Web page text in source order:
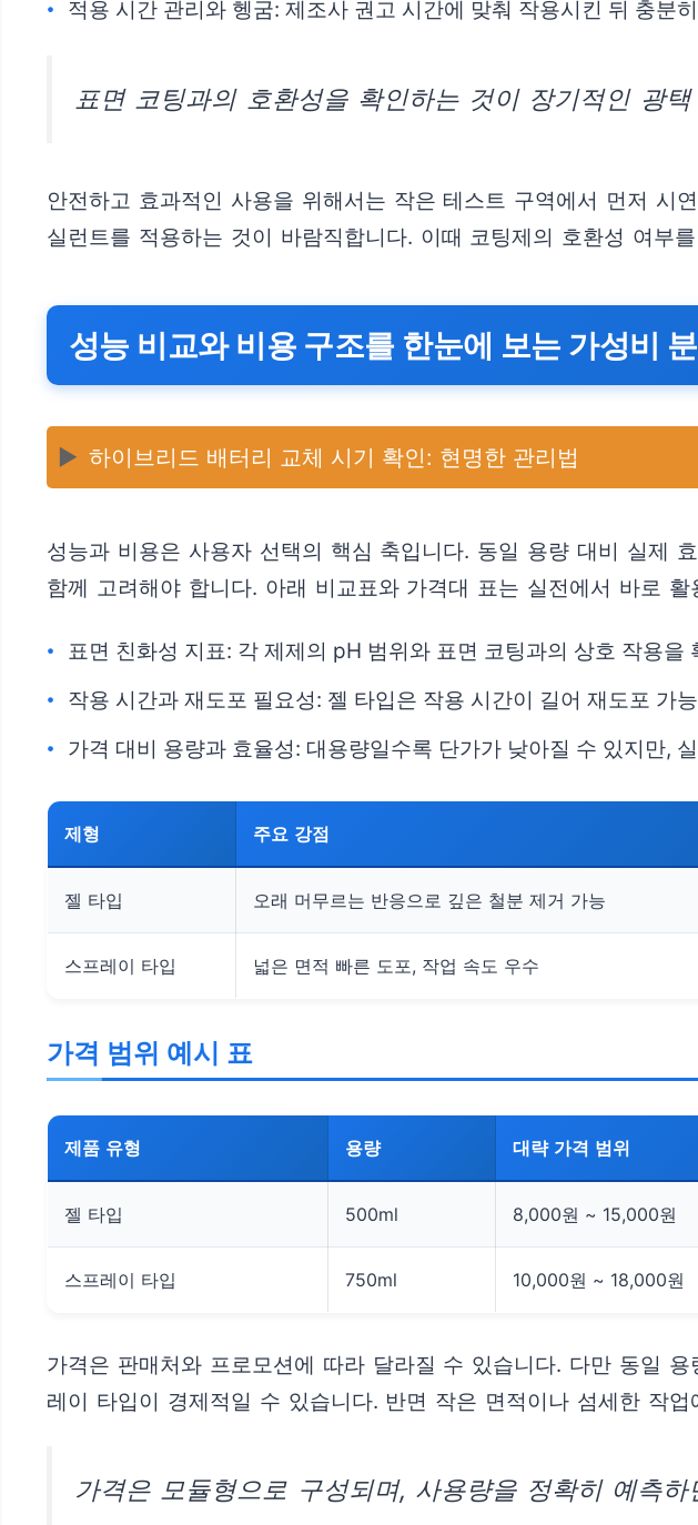
적용 시간 관리와 헹굼: 제조사 권고 시간에 맞춰 작용시킨 뒤 충분
표면 코팅과의 호환성을 확인하는 것이 장기적인 광
안전하고 효과적인 사용을 위해서는 작은 테스트 구역에서 먼저
실런트를 적용하는 것이 바람직합니다. 이때 코팅제의 호환성 여부
성능 비교와 비용 구조를 한눈에 보는 가성비
▶️ 하이브리드 배터리 교체 시기 확인: 현명한 관리법
성능과 비용은 사용자 선택의 핵심 축입니다. 동일 용량 대비 실제
함께 고려해야 합니다. 아래 비교표와 가격대 표는 실전에서 바로
표면 친화성 지표: 각 제제의 pH 범위와 표면 코팅과의 상호 작용
작용 시간과 재도포 필요성: 젤 타입은 작용 시간이 길어 재도포 가
가격 대비 용량과 효율성: 대용량일수록 단가가 낮아질 수 있지만,
제형 주요 강점
젤 타입 오래 머무르는 반응으로 깊은 철분 제거 가능
스프레이 타입 넓은 면적 빠른 도포, 작업 속도 우수
가격 범위 예시 표
제품 유형 용량 대략 가격 범위
젤 타입 500ml 8,000원 ~ 15,000원
스프레이 타입 750ml 10,000원 ~ 18,000원
가격은 판매처와 프로모션에 따라 달라질 수 있습니다. 다만 동일
레이 타입이 경제적일 수 있습니다. 반면 작은 면적이나 섬세한 작
가격은 모듈형으로 구성되며, 사용량을 정확히 예측